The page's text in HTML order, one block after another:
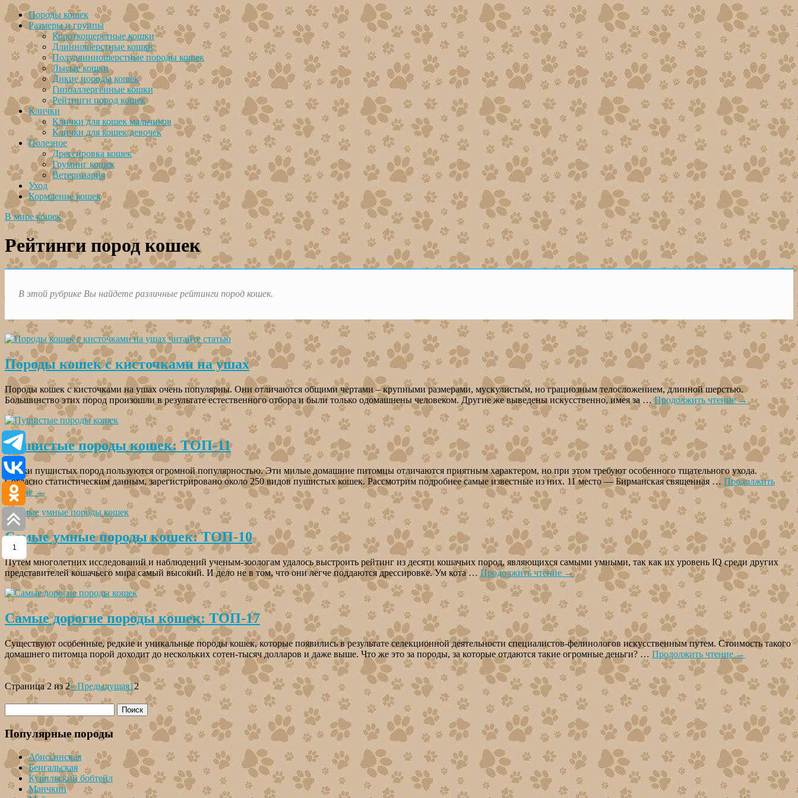
Породы кошек
Размеры и группы
Короткошерстные кошки
Длинношерстные кошки
Полудлинношерстные породы кошек
Лысые кошки
Дикие породы кошек
Гипоаллергенные кошки
Рейтинги пород кошек
Клички
Клички для кошек мальчиков
Клички для кошек девочек
Полезное
Дрессировка кошек
Груминг кошек
Ветеринария
Уход
Кормление кошек
В мире кошек
Рейтинги пород кошек
В этой рубрике Вы найдете различные рейтинги пород кошек.
Породы кошек с кисточками на ушах
Породы кошек с кисточками на ушах очень популярны. Они отличаются общими чертами – крупными размерами, мускулистым, но грациозным телосложением, длинной шерстью.
Большинство этих пород произошли в результате естественного отбора и были только одомашнены человеком. Другие же выведены искусственно, имея за …Продолжить чтение→
Пушистые породы кошек: ТОП-11
Кошки пушистых пород пользуются огромной популярностью. Эти милые домашние питомцы отличаются приятным характером, но при этом требуют особенного тщательного ухода.
Согласно статистическим данным, зарегистрировано около 250 видов пушистых кошек. Рассмотрим подробнее самые известные из них. 11 место — Бирманская священная … Продолжить
чтение →
Самые умные породы кошек: ТОП-10
Путем многолетних исследований и наблюдений ученым-зоологам удалось выстроить рейтинг из десяти кошачьих пород, являющихся самыми умными, так как их уровень IQ среди других
представителей кошачьего мира самый высокий. И дело не в том, что они легче поддаются дрессировке. Ум кота …Продолжить чтение →
Самые дорогие породы кошек: ТОП-17
Существуют особенные, редкие и уникальные породы кошек, которые появились в результате селекционной деятельности специалистов-фелинологов искусственным путем. Стоимость такого
домашнего питомца порой доходит до нескольких сотен-тысяч долларов и даже выше. Что же это за породы, за которые отдаются такие огромные деньги? … Продолжить чтение→
Страница 2 из 2« Предыдущая12
Популярные породы
Абиссинская
Бенгальская
Курильский бобтейл
Манчкин
1